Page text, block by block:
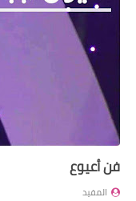
فن أعيوع
المفيد